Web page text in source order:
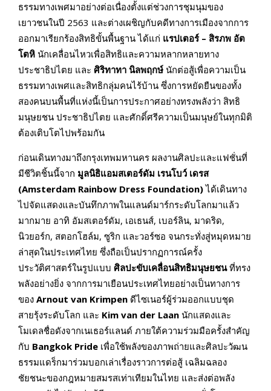
ธรรมทางเพศมาอย่างต่อเนื่องตั้งแต่ช่วงการชุมนุมของ
เยาวชนในปี 2563 และต่างเผชิญกับคดีทางการเมืองจากการ
ออกมาเรียกร้องสิทธิขั้นพื้นฐาน ได้แก่ แรปเตอร์ – สิรภพ อัต
โตหิ นักเคลื่อนไหวเพื่อสิทธิและความหลากหลายทาง
ประชาธิปไตย และ ศิริทาทา นิลพฤกษ์ นักต่อสู้เพื่อความเป็น
ธรรมทางเพศและสิทธิกลุ่มคนไร้บ้าน ซึ่งการหยัดยืนของทั้ง
สองคนบนพื้นที่แห่งนี้เป็นการประกาศอย่างทรงพลังว่า สิทธิ
มนุษยชน ประชาธิปไตย และศักดิ์ศรีความเป็นมนุษย์ในทุกมิติ
ต้องเติบโตไปพร้อมกัน
ก่อนเดินทางมาถึงกรุงเทพมหานคร ผลงานศิลปะและแฟชั่นที่
มีชีวิตชิ้นนี้จาก มูลนิธิแอมสเตอร์ดัม เรนโบว์ เดรส
(Amsterdam Rainbow Dress Foundation)ได้เดินทาง
ไปจัดแสดงและบันทึกภาพในแลนด์มาร์กระดับโลกมาแล้ว
มากมาย อาทิ อัมสเตอร์ดัม, เอเธนส์, เบอร์ลิน, มาดริด,
นิวยอร์ก, สตอกโฮล์ม, ซูริก และวอร์ซอ จนกระทั่งสู่หมุดหมาย
ล่าสุดในประเทศไทย ซึ่งถือเป็นปรากฏการณ์ครั้ง
ประวัติศาสตร์ในรูปแบบ ศิลปะขับเคลื่อนสิทธิมนุษยชนที่ทรง
พลังอย่างยิ่ง จากการมาเยือนประเทศไทยอย่างเป็นทางการ
ของ Arnout van Krimpen ดีไซเนอร์ผู้ร่วมออกแบบชุด
สายรุ้งระดับโลก และ Kim van der Laan นักแสดงและ
โมเดลชื่อดังจากเนเธอร์แลนด์ ภายใต้ความร่วมมือครั้งสำคัญ
กับ Bangkok Pride เพื่อใช้พลังของภาพถ่ายและศิลปะวัฒน
ธรรมแดร็กมาร่วมบอกเล่าเรื่องราวการต่อสู้ เฉลิมฉลอง
ชัยชนะของกฎหมายสมรสเท่าเทียมในไทย และส่งต่อพลัง